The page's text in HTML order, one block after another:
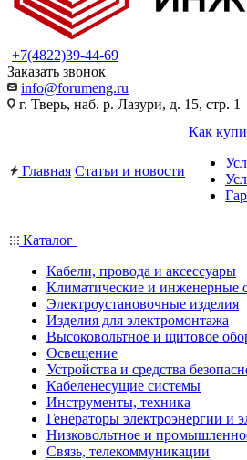
+7(4822)39-44-69
Заказать звонок
info@forumeng.ru
г. Тверь, наб. р. Лазури, д. 15, стр. 1
Главная Статьи и новости
Как
Каталог
Кабели, провода и аксессуары
Климатические и инженерные
Электроустановочные изделия
Изделия для электромонтажа
Высоковольтное и щитовое
Освещение
Устройства и средства
Кабеленесущие системы
Инструменты, техника
Генераторы электроэнергии и
Низковольтное и
Связь, телекоммуникации